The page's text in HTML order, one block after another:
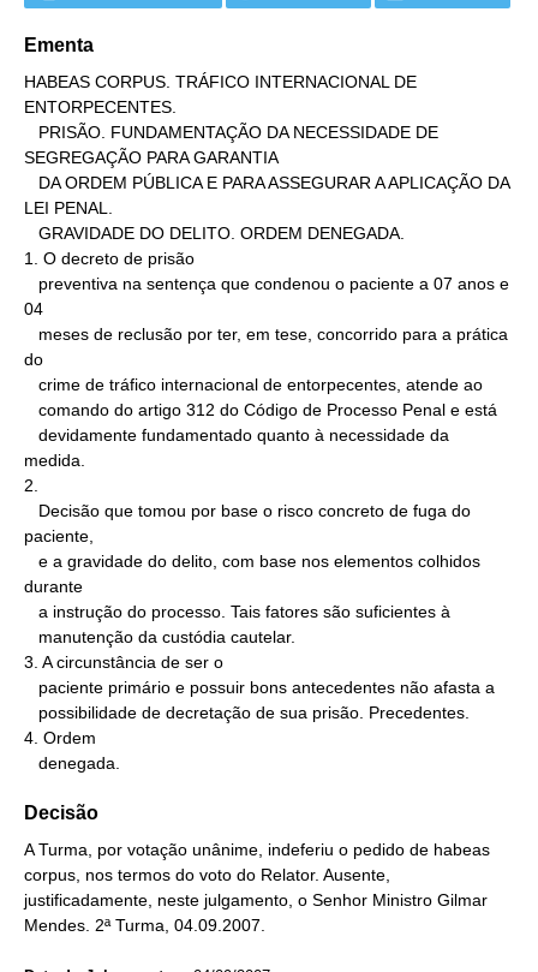
Ementa
HABEAS CORPUS. TRÁFICO INTERNACIONAL DE
ENTORPECENTES.
SEGREGAÇÃO PARA GARANTIA
LEI PENAL.
1. O decreto de prisão
04
do
medida.
2.
paciente,
durante
3. A circunstância de ser o
4. Ordem
   denegada.
Decisão
A Turma, por votação unânime, indeferiu o pedido de habeas
corpus, nos termos do voto do Relator. Ausente,
justificadamente, neste julgamento, o Senhor Ministro Gilmar
Mendes. 2ª Turma, 04.09.2007.